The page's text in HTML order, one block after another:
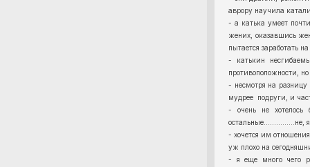
аврору научила
- а катька умеет
жених, оказавшись
пытается заработать
- катькин
противоположности,
- несмотря на
мудрее подруги, и
- очень не
остальные...............не,
- хочется им
уж плохо на
- я еще много чего